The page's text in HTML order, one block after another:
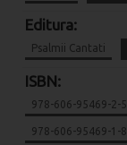
Editura:
Psalmii Cantati
ISBN:
978-606-95469-2-5
978-606-95469-1-8